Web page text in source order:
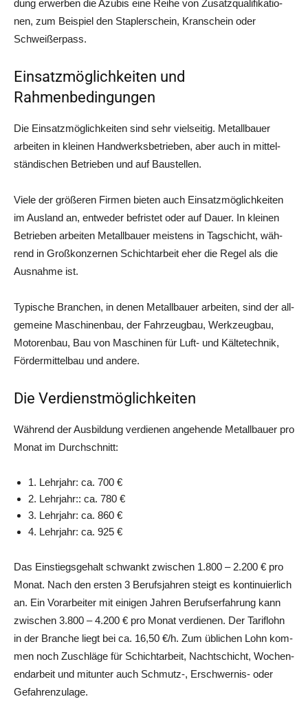
dung erwer­ben die Azu­bis eine Rei­he von Zusatz­qua­li­fi­ka­tio­
nen, zum Bei­spiel den Stap­ler­schein, Kran­schein oder
Schweißerpass.
Einsatzmöglichkeiten und
Rahmenbedingungen
Die Ein­satz­mög­lich­kei­ten sind sehr viel­sei­tig. Metall­bau­er
arbei­ten in klei­nen Hand­werks­be­trie­ben, aber auch in mit­tel­
stän­di­schen Betrie­ben und auf Baustellen.
Vie­le der grö­ße­ren Fir­men bie­ten auch Ein­satz­mög­lich­kei­ten
im Aus­land an, ent­we­der befris­tet oder auf Dau­er. In klei­nen
Betrie­ben arbei­ten Metall­bau­er meis­tens in Tag­schicht, wäh­
rend in Groß­kon­zer­nen Schicht­ar­beit eher die Regel als die
Aus­nah­me ist.
Typi­sche Bran­chen, in denen Metall­bau­er arbei­ten, sind der all­
ge­mei­ne Maschi­nen­bau, der Fahr­zeug­bau, Werk­zeug­bau,
Moto­ren­bau, Bau von Maschi­nen für Luft- und Käl­te­tech­nik,
För­der­mit­tel­bau und andere.
Die Verdienstmöglichkeiten
Wäh­rend der Aus­bil­dung ver­die­nen ange­hen­de Metall­bau­er pro
Monat im Durchschnitt:
1. Lehr­jahr: ca. 700 €
2. Lehr­jahr:: ca. 780 €
3. Lehr­jahr: ca. 860 €
4. Lehr­jahr: ca. 925 €
Das Ein­stiegs­ge­halt schwankt zwi­schen 1.800 – 2.200 € pro
Monat. Nach den ers­ten 3 Berufs­jah­ren steigt es kon­ti­nu­ier­lich
an. Ein Vor­ar­bei­ter mit eini­gen Jah­ren Berufs­er­fah­rung kann
zwi­schen 3.800 – 4.200 € pro Monat ver­die­nen. Der Tarif­lohn
in der Bran­che liegt bei ca. 16,50 €/h. Zum übli­chen Lohn kom­
men noch Zuschlä­ge für Schicht­ar­beit, Nacht­schicht, Wochen­
end­ar­beit und mit­un­ter auch Schmutz‑, Erschwer­nis- oder
Gefahrenzulage.